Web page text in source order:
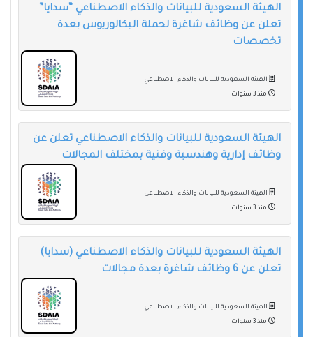
الهيئة السعودية للبيانات والذكاء الاصطناعي “سدايا”
تعلن عن وظائف شاغرة لحملة البكالوريوس بعدة
تخصصات
الهيئة السعودية للبيانات والذكاء الاصطناعي
منذ 3 سنوات
الهيئة السعودية للبيانات والذكاء الاصطناعي تعلن عن
وظائف إدارية وهندسية وفنية بمختلف المجالات
الهيئة السعودية للبيانات والذكاء الاصطناعي
منذ 3 سنوات
الهيئة السعودية للبيانات والذكاء الاصطناعي (سدايا)
تعلن عن 6 وظائف شاغرة بعدة مجالات
الهيئة السعودية للبيانات والذكاء الاصطناعي
منذ 3 سنوات